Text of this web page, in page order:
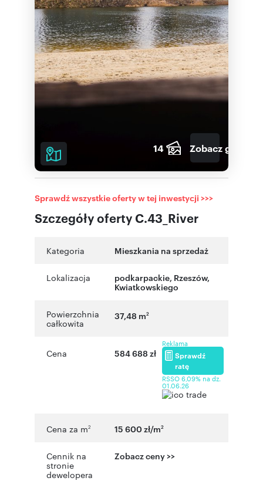
14 Zobacz galerię
Szczegóły oferty C.43_River
Sprawdź wszystkie oferty w tej inwestycji >>>
Kategoria Mieszkania na sprzedaż
Lokalizacja podkarpackie, Rzeszów,
Kwiatkowskiego
Powierzchnia
całkowita
37,48 m2
Cena 584 688 zł
Reklama
Sprawdź
ratę
RSSO 6,09% na dz.
01.06.26
Cena za m2 15 600 zł/m2
Cennik na
stronie
dewelopera
Zobacz ceny >>